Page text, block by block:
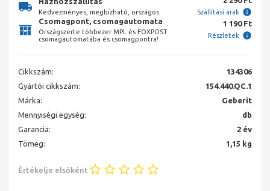
Kedvezményes, megbízható, országos. Szállítási árak
Csomagpont, csomagautomata
Országszerte többezer MPL és FOXPOST
csomagautomatába és csomagpontra!
1 190 Ft
Részletek
Cikkszám:
134306
Gyártói cikkszám:
154.440.QC.1
Márka:
Geberit
Mennyiségi egység:
db
Garancia:
2 év
Tömeg:
1,15 kg
Értékelje elsőként